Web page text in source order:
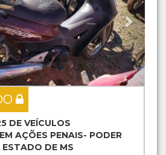
DE VEÍCULOS
AÇÕES PENAIS- PODER
DE MS